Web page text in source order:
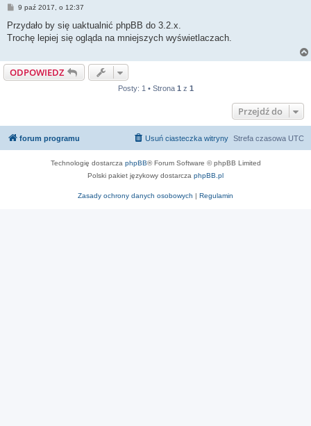
P
s
9 paź 2017, o 12:37
Przydało by się uaktualnić phpBB do 3.2.x.
Trochę lepiej się ogląda na mniejszych wyświetlaczach.
ODPOWIEDZ
Posty: 1 • Strona 1 z 1
Przejdź do
forum programu Strefa czasowa UTC
Usuń ciasteczka witryny
Technologię dostarcza phpBB® Forum Software © phpBB Limited
Polski pakiet językowy dostarcza phpBB.pl
Zasady ochrony danych osobowych | Regulamin